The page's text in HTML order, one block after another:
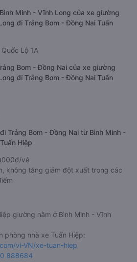
Minh - Vĩnh Long của xe giường
đi Trảng Bom - Đồng Nai Tuấn
Lộ 1A
Bom - Đồng Nai của xe giường
đi Trảng Bom - Đồng Nai Tuấn
Trảng Bom - Đồng Nai từ Bình Minh -
Hiệp
vé
không tăng giảm đột xuất trong các
giường nằm ở Bình Minh - Vĩnh
phòng nhà xe Tuấn Hiệp:
vi-VN/xe-tuan-hiep
888684